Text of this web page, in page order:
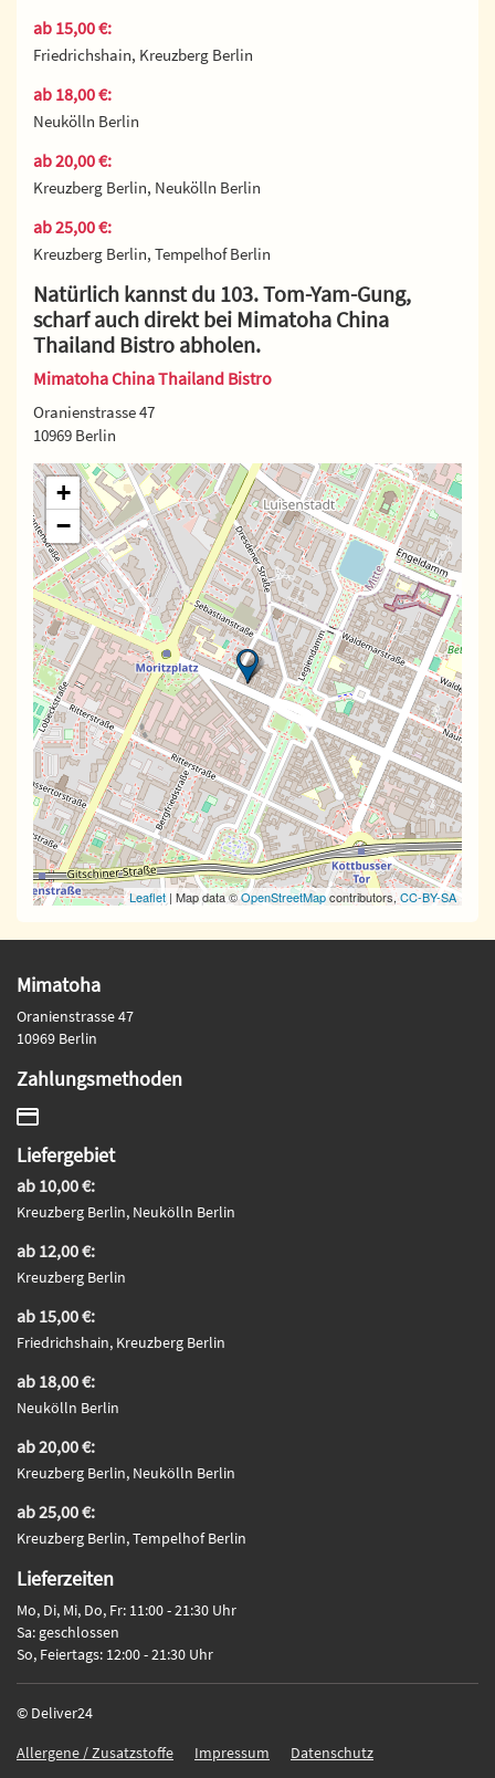
ab 15,00 €:
Friedrichshain, Kreuzberg Berlin
ab 18,00 €:
Neukölln Berlin
ab 20,00 €:
Kreuzberg Berlin, Neukölln Berlin
ab 25,00 €:
Kreuzberg Berlin, Tempelhof Berlin
Natürlich kannst du 103. Tom-Yam-Gung,
scharf auch direkt bei Mimatoha China
Thailand Bistro abholen.
Mimatoha China Thailand Bistro
Oranienstrasse 47
10969 Berlin
+
−
Leaflet | Map data ©OpenStreetMapcontributors,CC-BY-SA
Mimatoha
Oranienstrasse 47
10969 Berlin
Zahlungsmethoden
Liefergebiet
ab 10,00 €:
Kreuzberg Berlin, Neukölln Berlin
ab 12,00 €:
Kreuzberg Berlin
ab 15,00 €:
Friedrichshain, Kreuzberg Berlin
ab 18,00 €:
Neukölln Berlin
ab 20,00 €:
Kreuzberg Berlin, Neukölln Berlin
ab 25,00 €:
Kreuzberg Berlin, Tempelhof Berlin
Lieferzeiten
Mo, Di, Mi, Do, Fr: 11:00 - 21:30 Uhr
Sa: geschlossen
So, Feiertags: 12:00 - 21:30 Uhr
© Deliver24
Allergene / Zusatzstoffe
Impressum Datenschutz